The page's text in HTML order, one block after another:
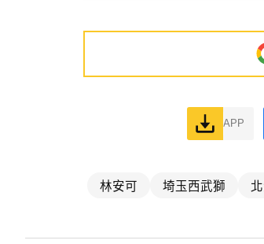
APP
林安可 埼玉西武獅